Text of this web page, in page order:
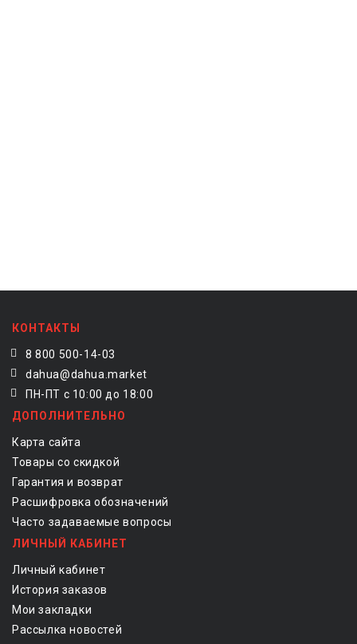
КОНТАКТЫ
8 800 500-14-03
dahua@dahua.market
ПН-ПТ с 10:00 до 18:00
ДОПОЛНИТЕЛЬНО
Карта сайта
Товары со скидкой
Гарантия и возврат
Расшифровка обозначений
Часто задаваемые вопросы
ЛИЧНЫЙ КАБИНЕТ
Личный кабинет
История заказов
Мои закладки
Рассылка новостей